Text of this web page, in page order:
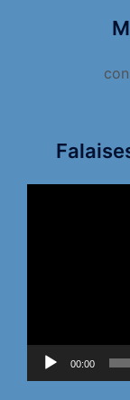
00:00